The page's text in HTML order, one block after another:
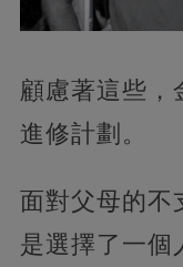
顧慮著這些，
進修計劃。
面對父母的不
是選擇了一個